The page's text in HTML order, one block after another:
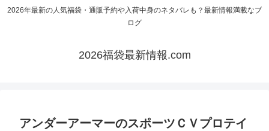
2026年最新の人気福袋・通販予約や入荷中身のネタバレも？最新情報満載なブ
ログ
2026福袋最新情報.com
アンダーアーマーのスポーツＣＶプロテイ